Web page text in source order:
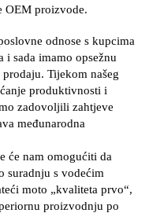
OEM proizvode.
odnose s kupcima
i sada imamo opsežnu
Tijekom našeg
produktivnosti i
zadovoljili zahtjeve
međunarodna
će nam omogućiti da
suradnju s vodećim
moto „kvaliteta prvo“,
proizvodnju po